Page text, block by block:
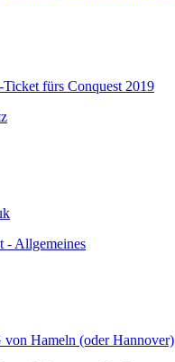
fürs Conquest 2019
- Allgemeines
von Hameln (oder Hannover)